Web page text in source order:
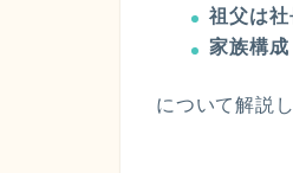
祖父は
家族構
について解説し